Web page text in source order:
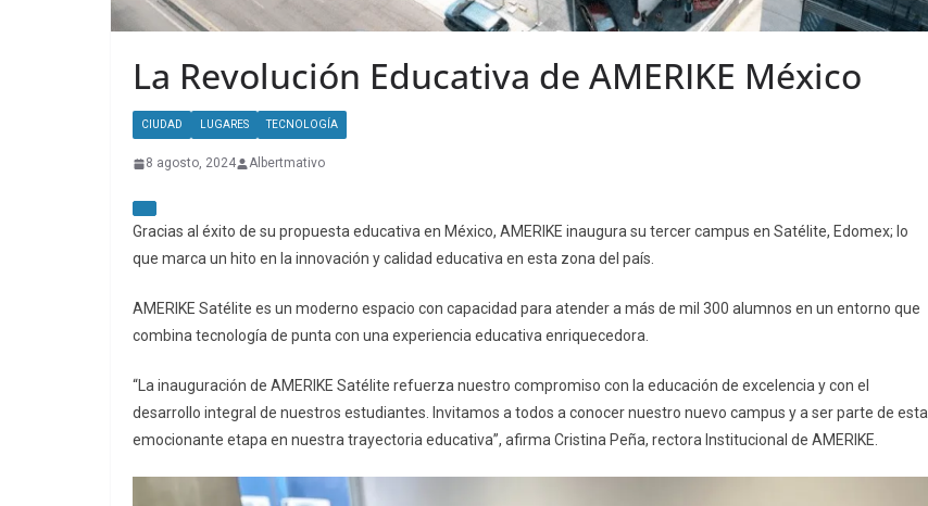
La Revolución Educativa de AMERIKE México
CIUDAD LUGARES TECNOLOGÍA
8 agosto, 2024 Albertmativo
Gracias al éxito de su propuesta educativa en México, AMERIKE inaugura su tercer campus en Satélite, Edomex; lo
que marca un hito en la innovación y calidad educativa en esta zona del país.
AMERIKE Satélite es un moderno espacio con capacidad para atender a más de mil 300 alumnos en un entorno que
combina tecnología de punta con una experiencia educativa enriquecedora.
“La inauguración de AMERIKE Satélite refuerza nuestro compromiso con la educación de excelencia y con el
desarrollo integral de nuestros estudiantes. Invitamos a todos a conocer nuestro nuevo campus y a ser parte de esta
emocionante etapa en nuestra trayectoria educativa”, afirma Cristina Peña, rectora Institucional de AMERIKE.